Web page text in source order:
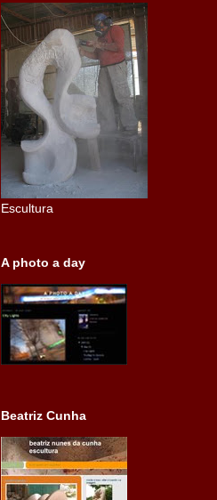
Escultura
A photo a day
Beatriz Cunha